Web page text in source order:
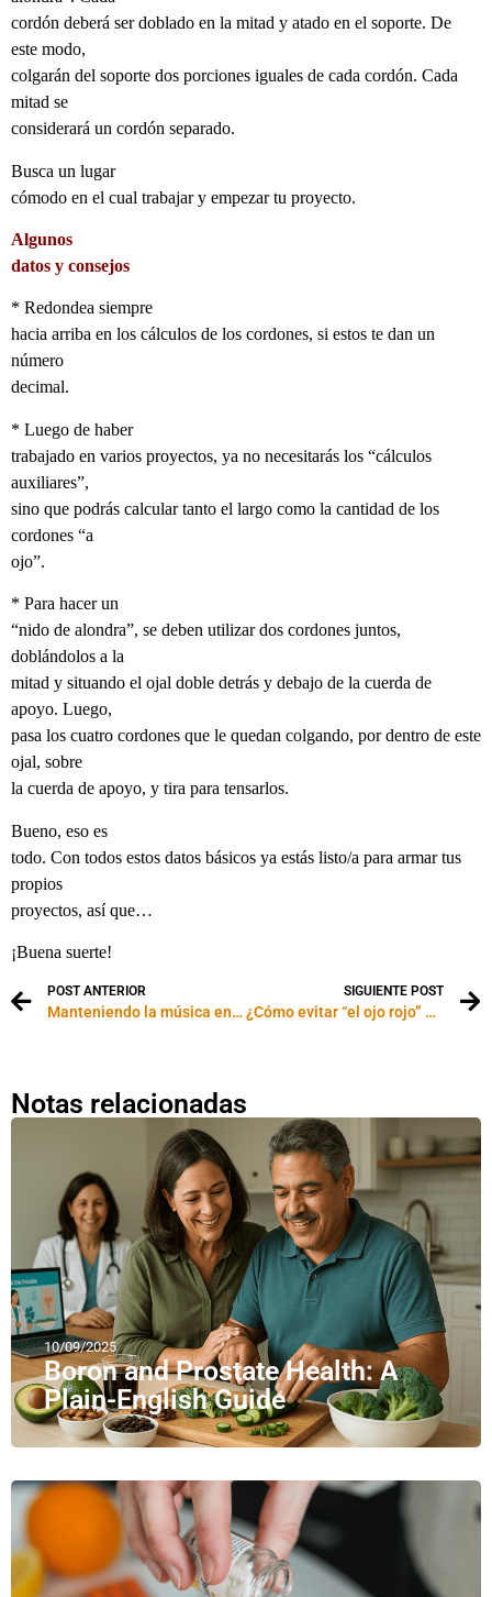
cordón deberá ser doblado en la mitad y atado en el soporte. De
este modo,
colgarán del soporte dos porciones iguales de cada cordón. Cada
mitad se
considerará un cordón separado.
Busca un lugar
cómodo en el cual trabajar y empezar tu proyecto.
Algunos
datos y consejos
* Redondea siempre
hacia arriba en los cálculos de los cordones, si estos te dan un
número
decimal.
* Luego de haber
trabajado en varios proyectos, ya no necesitarás los “cálculos
auxiliares”,
sino que podrás calcular tanto el largo como la cantidad de los
cordones “a
ojo”.
* Para hacer un
“nido de alondra”, se deben utilizar dos cordones juntos,
doblándolos a la
mitad y situando el ojal doble detrás y debajo de la cuerda de
apoyo. Luego,
pasa los cuatro cordones que le quedan colgando, por dentro de este
ojal, sobre
la cuerda de apoyo, y tira para tensarlos.
Bueno, eso es
todo. Con todos estos datos básicos ya estás listo/a para armar tus
propios
proyectos, así que…
¡Buena suerte!
POST ANTERIOR
Manteniendo la música en orden
SIGUIENTE POST
¿Cómo evitar “el ojo rojo” en las fotografías?
Notas relacionadas
10/09/2025
Boron and Prostate Health: A
Plain-English Guide